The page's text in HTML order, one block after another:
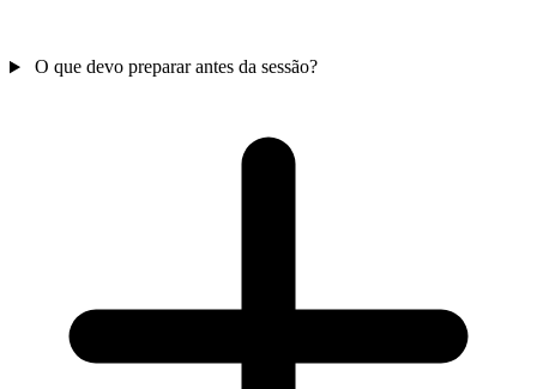
O que devo preparar antes da sessão?